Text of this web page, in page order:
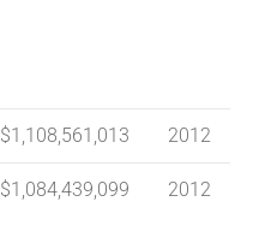
$1,108,561,013 2012
$1,084,439,099 2012